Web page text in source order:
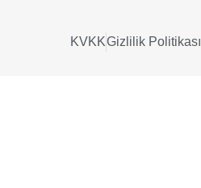
KVKKGizlilik Politikası